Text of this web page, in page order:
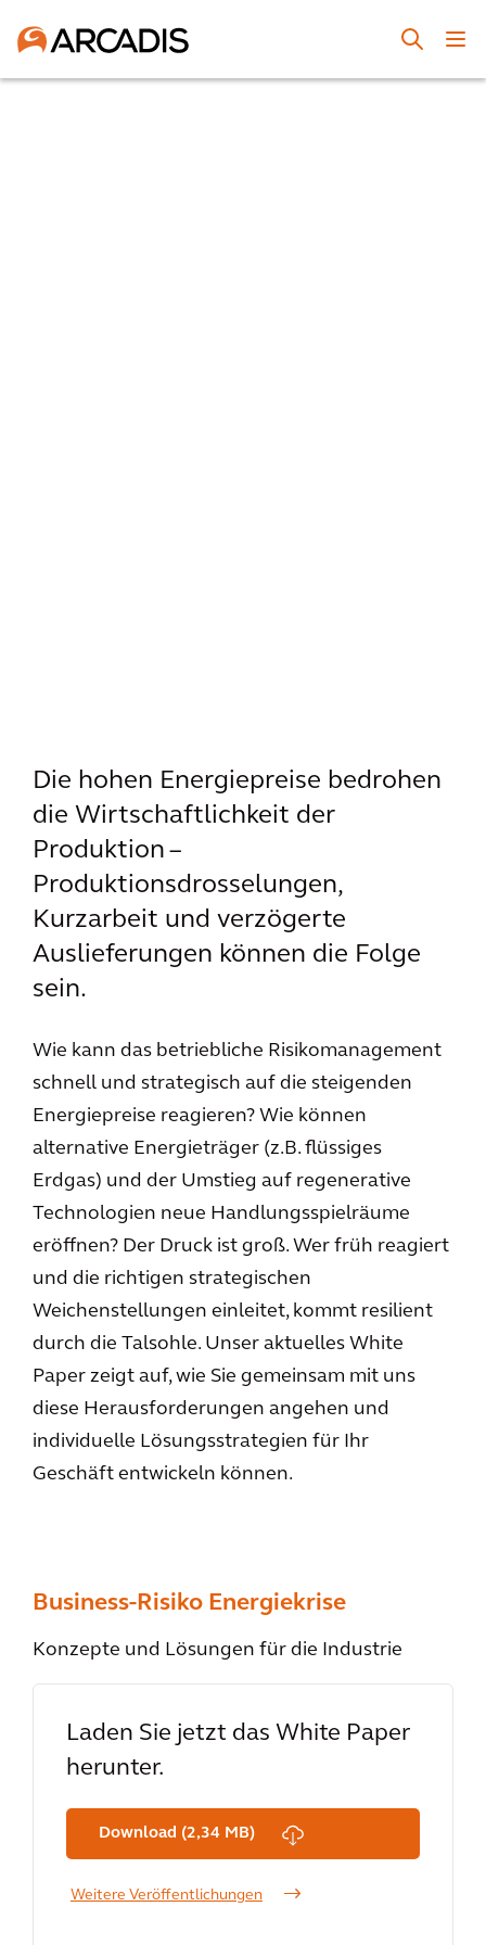
Die hohen Energiepreise bedrohen
die Wirtschaftlichkeit der
Produktion –
Produktionsdrosselungen,
Kurzarbeit und verzögerte
Auslieferungen können die Folge
sein.
Wie kann das betriebliche Risikomanagement
schnell und strategisch auf die steigenden
Energiepreise reagieren? Wie können
alternative Energieträger (z.B. flüssiges
Erdgas) und der Umstieg auf regenerative
Technologien neue Handlungsspielräume
eröffnen? Der Druck ist groß. Wer früh reagiert
und die richtigen strategischen
Weichenstellungen einleitet, kommt resilient
durch die Talsohle. Unser aktuelles White
Paper zeigt auf, wie Sie gemeinsam mit uns
diese Herausforderungen angehen und
individuelle Lösungsstrategien für Ihr
Geschäft entwickeln können.
Business-Risiko Energiekrise
Konzepte und Lösungen für die Industrie
Laden Sie jetzt das White Paper
herunter.
Download (2,34 MB)
Weitere Veröffentlichungen